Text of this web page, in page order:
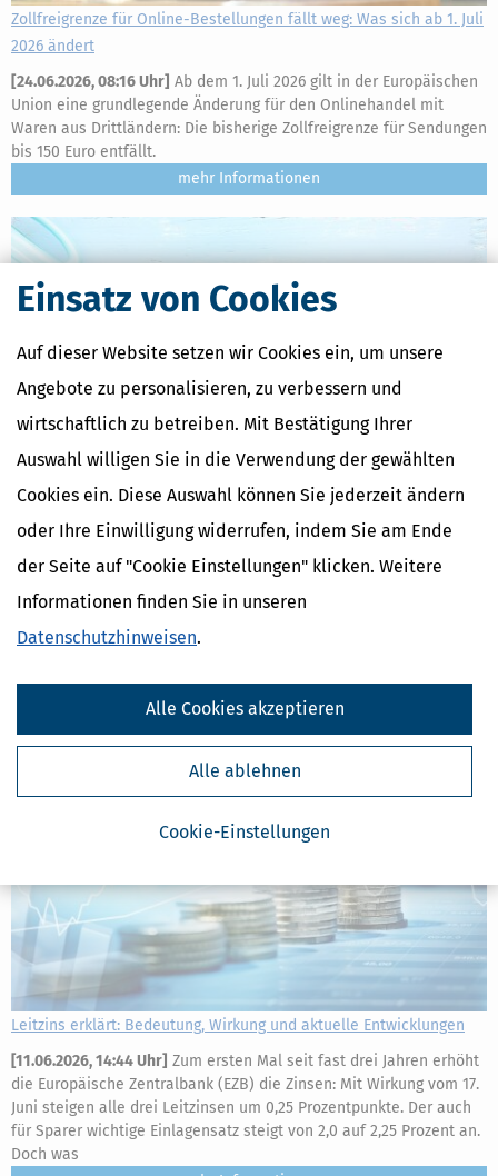
Einsatz von Cookies
Auf dieser Website setzen wir Cookies ein, um unsere
Angebote zu personalisieren, zu verbessern und
wirtschaftlich zu betreiben. Mit Bestätigung Ihrer
Auswahl willigen Sie in die Verwendung der gewählten
Cookies ein. Diese Auswahl können Sie jederzeit ändern
oder Ihre Einwilligung widerrufen, indem Sie am Ende
der Seite auf "Cookie Einstellungen" klicken. Weitere
Informationen finden Sie in unseren
Datenschutzhinweisen.
Cookie-Einstellungen
Alle ablehnen
Alle Cookies akzeptieren
Zollfreigrenze für Online-Bestellungen fällt weg: Was sich ab 1. Juli
2026 ändert
[24.06.2026, 08:16 Uhr] Ab dem 1. Juli 2026 gilt in der Europäischen
Union eine grundlegende Änderung für den Onlinehandel mit
Waren aus Drittländern: Die bisherige Zollfreigrenze für Sendungen
bis 150 Euro entfällt.
mehr
Rentenkommission & Rentenreform 2026: Empfehlungen
verständlich erklärt
23.06.2026, 11:15 Uhr]Die Rentenkommission
(Alterssicherungskommission) hat ein umfassendes Reformpaket
langfristig stabiler, gerechter und verständlicher zu machen. Wir
Leitzins erklärt: Bedeutung, Wirkung und aktuelle Entwicklungen
[11.06.2026, 14:44 Uhr] Zum ersten Mal seit fast drei Jahren erhöht
die Europäische Zentralbank (EZB) die Zinsen: Mit Wirkung vom 17.
Juni steigen alle drei Leitzinsen um 0,25 Prozentpunkte. Der auch
für Sparer wichtige Einlagensatz steigt von 2,0 auf 2,25 Prozent an.
Doch was